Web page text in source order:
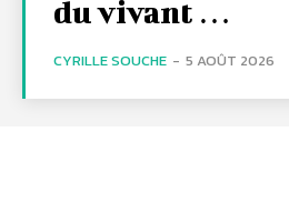
du vivant …
CYRILLE SOUCHE - 5 AOÛT 2026